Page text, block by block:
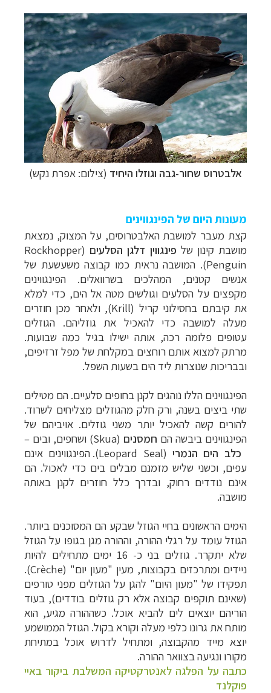
אלבטרוס שחור-גבה וגוזלו היחיד (צילום: אפרת נקש)
מעונות היום של הפינגווינים
קצת מעבר למושבת האלבטרוסים, על המצוק, נמצאת
מושבת קינון של פינגווין דלגן הסלעים (
Rockhopper
Penguin). המושבה נראית כמו קבוצה משעשעת של
אנשים קטנים, המהלכים בשרוואלים. הפינגווינים
מקפצים על הסלעים וגולשים מטה אל הים, כדי למלא
את קיבתם בחסילוני קריל (Krill), ולאחר מכן חוזרים
מעלה למושבה כדי להאכיל את גוזליהם. הגוזלים
עטופים פלומה רכה, אותה ישילו בגיל כמה שבועות.
מרתק למצוא אותם רוחצים במקלחת של מפל זרזיפים,
ובבריכות שנוצרות ליד הים בשעות השפל.
הפינגווינים הללו נוהגים לקנן בחופים סלעיים. הם מטילים
שתי ביצים בשנה, ורק חלק מהגוזלים מצליחים לשרוד.
להורים קשה להאכיל יותר משני גוזלים. אויביהם של
הפינגווינים ביבשה הם חמסנים (
Skua) ושחפים, ובים –
כלב הים הנמרי(
Leopard Seal). הפינגווינים אינם
עפים, וכשני שליש מזמנם מבלים בים כדי לאכול. הם
אינם נודדים רחוק, ובדרך כלל חוזרים לקנן באותה
מושבה.
הימים הראשונים בחיי הגוזל שבקע הם המסוכנים ביותר.
הגוזל עומד על רגלי ההורה, וההורה מגן בגופו על הגוזל
שלא יתקרר. גוזלים בני כ- 16 ימים מתחילים להיות
ניידים ומתרכזים בקבוצות, מעין "מעון יום" (Crèche
).
תפקידו של "מעון היום" להגן על הגוזלים מפני טורפים
(שאינם תוקפים קבוצה אלא רק גוזלים בודדים), בעוד
הוריהם יוצאים לים להביא אוכל. כשההורה מגיע, הוא
מותח את גרונו כלפי מעלה וקורא בקול. הגוזל הממושמע
יוצא מייד מהקבוצה, ומתחיל לדרוש אוכל במתיחת
מקורו ונגיעה בצוואר ההורה.
כתבה על הפלגה לאנטרקטיקה המשלבת ביקור באיי
פוקלנד